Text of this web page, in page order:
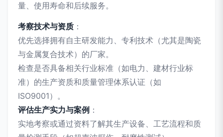
量、使用寿命和后续服务。
考察技术与资质 ：
优先选择拥有自主研发能力、专利技术（尤其是陶瓷
与金属复合技术）的厂家。
检查是否具备相关行业标准（如电力、建材行业标
准）的生产资质和质量管理体系认证（如
ISO9001）。
评估生产实力与案例 ：
实地考察或通过资料了解其生产设备、工艺流程和质